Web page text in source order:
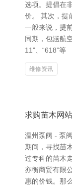
选项。提倡在
价。 其次，提
一般来说，提
同期，包涵航
11”、“618”等
维修资讯
求购苗木网
温州泵阀 - 泵
期间，寻找苗
过专科的苗木
亦衡商贸有限
惠的价钱。那